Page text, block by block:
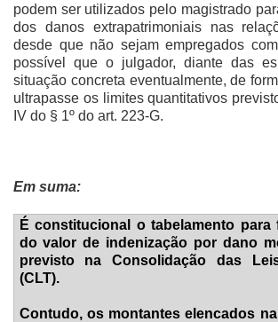
podem ser utilizados pelo magistrado
dos danos extrapatrimoniais nas
desde que não sejam empregados
possível que o julgador, diante das
situação concreta eventualmente, de
ultrapasse os limites quantitativos
IV do § 1º do art. 223-G.
Em suma:
É constitucional o tabelamento para
do valor de indenização por dano
previsto na Consolidação das
(CLT).
Contudo, os montantes elencados